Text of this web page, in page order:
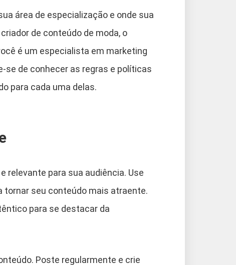
área de especialização e onde sua
de conteúdo de moda, o
é um especialista em marketing
se de conhecer as regras e políticas
para cada uma delas.
relevante para sua audiência. Use
tornar seu conteúdo mais atraente.
para se destacar da
Poste regularmente e crie